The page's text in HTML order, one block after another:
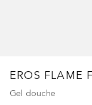
EROS FLAME
Gel douche